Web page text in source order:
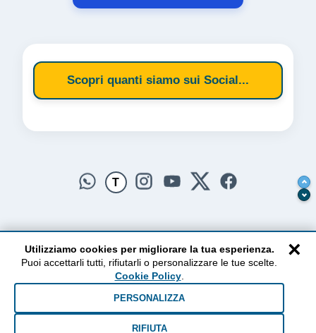
Scopri quanti siamo sui Social...
T
AlzogliOcchiversoilCielo
Dal 2010 ad oggi • Testi e pensieri tra terra e cielo
×
Utilizziamo cookies per migliorare la tua esperienza.
Puoi accettarli tutti, rifiutarli o personalizzare le tue scelte.
Cookie Policy.
PERSONALIZZA
RIFIUTA